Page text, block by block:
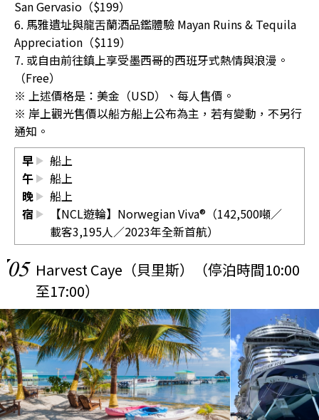
San Gervasio（$199）
6. 馬雅遺址與龍舌蘭酒品鑑體驗 Mayan Ruins & Tequila
Appreciation（$119）
7. 或自由前往鎮上享受墨西哥的西班牙式熱情與浪漫。
（Free）
※ 上述價格是：美金（USD）、每人售價。
※ 岸上觀光售價以船方船上公布為主，若有變動，不另行
通知。
早
船上
午
船上
晚
船上
宿
【NCL遊輪】Norwegian Viva®（142,500噸／
載客3,195人／2023年全新首航）
05 Harvest Caye（貝里斯）（停泊時間10:00
至17:00）